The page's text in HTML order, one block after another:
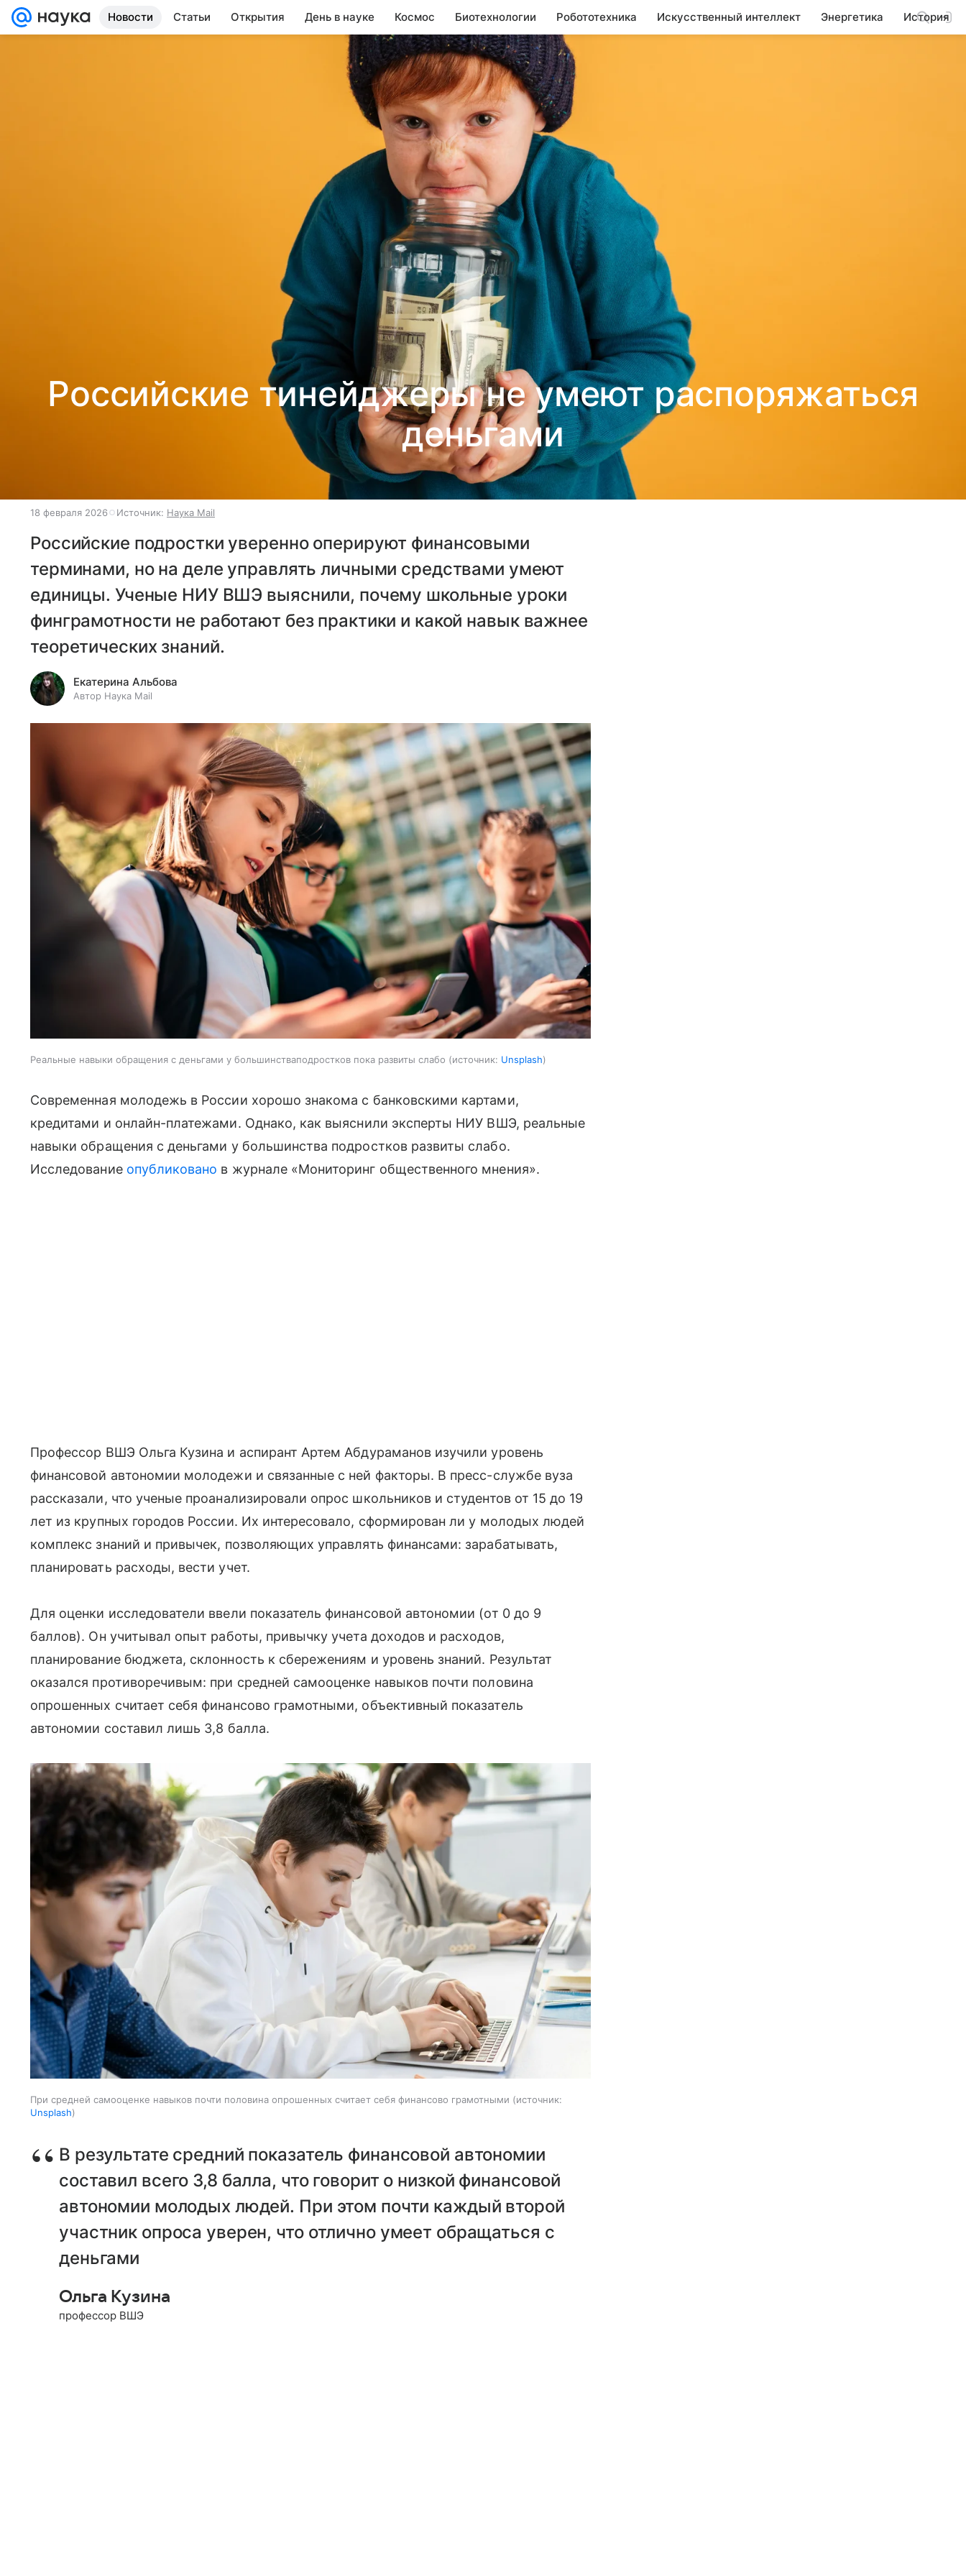
Новости Статьи Открытия День в науке Космос Биотехнологии Робототехника Искусственный интеллект Энергетика История
Российские тинейджеры не умеют распоряжаться
деньгами
18 февраля 2026 Источник: Наука Mail
Российские подростки уверенно оперируют финансовыми
терминами, но на деле управлять личными средствами умеют
единицы. Ученые НИУ ВШЭ выяснили, почему школьные уроки
финграмотности не работают без практики и какой навык важнее
теоретических знаний.
Екатерина Альбова
Автор Наука Mail
Реальные навыки обращения с деньгами у большинстваподростков пока развиты слабо источник: Unsplash
Современная молодежь в России хорошо знакома с банковскими картами,
кредитами и онлайн-платежами. Однако, как выяснили эксперты НИУ ВШЭ, реальные
навыки обращения с деньгами у большинства подростков развиты слабо.
Исследование опубликовано в журнале «Мониторинг общественного мнения».
Профессор ВШЭ Ольга Кузина и аспирант Артем Абдураманов изучили уровень
финансовой автономии молодежи и связанные с ней факторы. В пресс-службе вуза
рассказали, что ученые проанализировали опрос школьников и студентов от 15 до 19
лет из крупных городов России. Их интересовало, сформирован ли у молодых людей
комплекс знаний и привычек, позволяющих управлять финансами: зарабатывать,
планировать расходы, вести учет.
Для оценки исследователи ввели показатель финансовой автономии (от 0 до 9
баллов). Он учитывал опыт работы, привычку учета доходов и расходов,
планирование бюджета, склонность к сбережениям и уровень знаний. Результат
оказался противоречивым: при средней самооценке навыков почти половина
опрошенных считает себя финансово грамотными, объективный показатель
автономии составил лишь 3,8 балла.
При средней самооценке навыков почти половина опрошенных считает себя финансово грамотными
источник:
Unsplash
В результате средний показатель финансовой автономии
составил всего 3,8 балла, что говорит о низкой финансовой
автономии молодых людей. При этом почти каждый второй
участник опроса уверен, что отлично умеет обращаться с
деньгами
Ольга Кузина
профессор ВШЭ